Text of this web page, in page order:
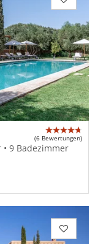
(6 Bewertungen)
• 9 Badezimmer